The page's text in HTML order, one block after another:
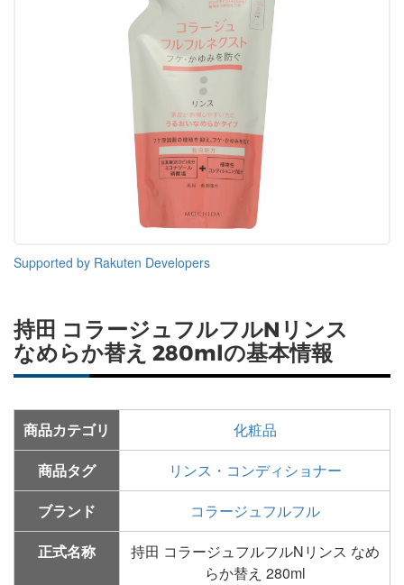
Supported by Rakuten Developers
持田 コラージュフルフルNリンス
なめらか替え 280mlの基本情報
商品カテゴリ
化粧品
商品タグ
リンス・コンディショナー
ブランド
コラージュフルフル
正式名称
持田 コラージュフルフルNリンス なめ
らか替え 280ml